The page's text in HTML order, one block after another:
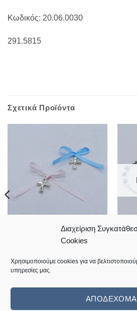
Διαχείριση
Cookies
Χρησιμοποιούμε cookies για να
υπηρεσίες μας.
Κωδικός: 20.06.0030
291.5815
Σχετικά Προϊόντα
Μαρτυρικά βάπτισης με σατέν
Κωδικός: 20.06.0021
1,05€